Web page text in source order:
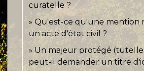
curatelle ?
Qu'est-ce qu'une mention
un acte d'état civil ?
Un majeur protégé
peut-il demander un titre